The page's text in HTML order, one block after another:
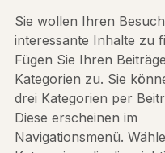
Sie wollen Ihren
interessante Inhalte zu
Fügen Sie Ihren
Kategorien zu. Sie
drei Kategorien per
Diese erscheinen im
Navigationsmenü.